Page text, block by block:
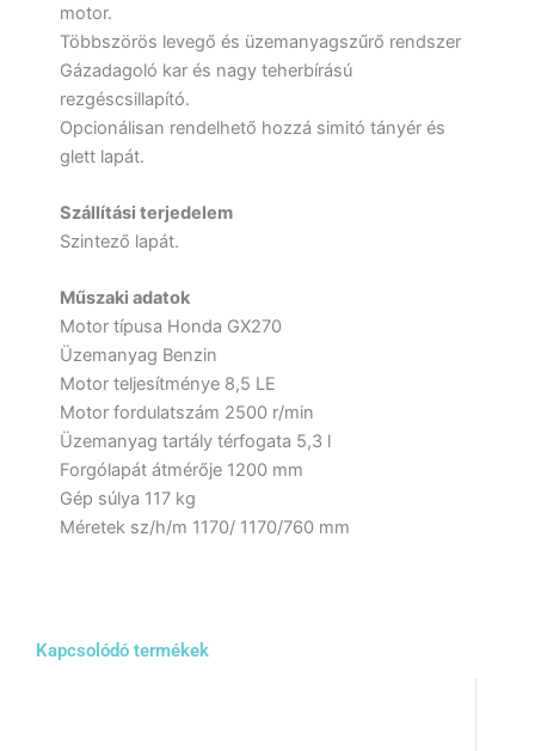
motor.
Többszörös levegő és üzemanyagszűrő rendszer
Gázadagoló kar és nagy teherbírású
rezgéscsillapító.
Opcionálisan rendelhető hozzá simitó tányér és
glett lapát.
Szállítási terjedelem
Szintező lapát.
Műszaki adatok
Motor típusa Honda GX270
Üzemanyag Benzin
Motor teljesítménye 8,5 LE
Motor fordulatszám 2500 r/min
Üzemanyag tartály térfogata 5,3 l
Forgólapát átmérője 1200 mm
Gép súlya 117 kg
Méretek sz/h/m 1170/ 1170/760 mm
Kapcsolódó termékek